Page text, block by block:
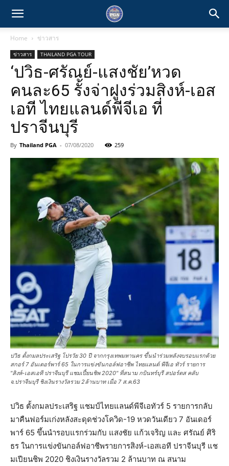
Home ข่าวสาร
ข่าวสาร THAILAND PGA TOUR
‘ปวิธ-ศรัณย์-แสงชัย’หวด
คนละ65 รั้งจ่าฝูงร่วมสิงห์-เอส
เอที ไทยแลนด์พีจีเอ ที่
ปราจีนบุรี
By Thailand PGA - 07/08/2020 259
ปวิธ ตั้งกมลประเสริฐ โปรวัย 30 ปี จากกรุงเทพมหานคร ขึ้นนำร่วมหลังจบรอบแรกด้วย
สกอร์ 7 อันเดอร์พาร์ 65 ในการแข่งขันกอล์ฟอาชีพ ไทยแลนด์ พีจีเอ ทัวร์ รายการ
"สิงห์-เอสเอที ปราจีนบุรี แชมเปี้ยนชิพ 2020" ที่สนาม กบินทร์บุรี สปอร์ตส คลับ
จ.ปราจีนบุรี ชิงเงินรางวัลรวม 2ล้านบาท เมื่อ 7 ส.ค.63
ปวิธ ตั้งกมลประเสริฐ แชมป์ไทยแลนด์พีจีเอทัวร์ 5 รายการกลับ
มาคืนฟอร์มเก่งหลังสะดุดช่วงโควิด-19 หวดวันเดียว 7 อันเดอร์
พาร์ 65 ขึ้นนำรอบแรกร่วมกับ แสงชัย แก้วเจริญ และ ศรัณย์ ศิริ
ธร ในการแข่งขันกอล์ฟอาชีพรายการสิงห์-เอสเอที ปราจีนบุรี แช
มเปียนชิพ 2020 ชิงเงินรางวัลรวม 2 ล้านบาท ณ สนาม